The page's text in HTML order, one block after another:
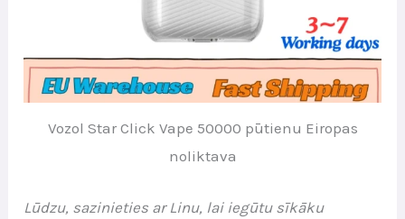
Vozol Star Click Vape 50000 pūtienu Eiropas
noliktava
Lūdzu, sazinieties ar Linu, lai iegūtu sīkāku